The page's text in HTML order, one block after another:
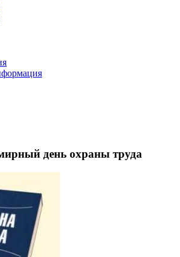
день охраны труда